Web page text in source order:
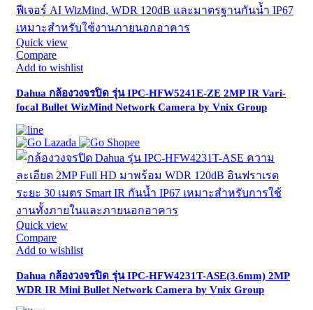
Quick view
Compare
Add to wishlist
Dahua กล้องวงจรปิด รุ่น IPC-HFW5241E-ZE 2MP IR Vari-
focal Bullet WizMind Network Camera by Vnix Group
Quick view
Compare
Add to wishlist
Dahua กล้องวงจรปิด รุ่น IPC-HFW4231T-ASE(3.6mm) 2MP
WDR IR Mini Bullet Network Camera by Vnix Group